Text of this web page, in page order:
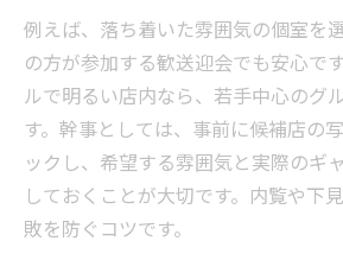
例えば、落ち着いた雰囲気の個室を
の方が参加する歓送迎会でも安心で
ルで明るい店内なら、若手中心のグ
す。幹事としては、事前に候補店の
ックし、希望する雰囲気と実際のギ
しておくことが大切です。内覧や下
敗を防ぐコツです。